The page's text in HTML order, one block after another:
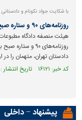
با شکایت جواد نکونام و دادستانی
روزنامه‌های ۹۰ و ستاره صبح مجرم شناخته شدند
هیئت منصفه دادگاه
روزنامه‌های ۹۰
دادستان تهران، متهمان را
کد خبر: ۱۶۱۲۱ تاریخ انتشار : ۱۳۹۵/۰۲/۲۶
پیشنهاد − داخلی